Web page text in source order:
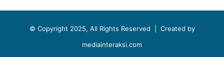
© Copyright 2025, All Rights Reserved | Created by
mediainteraksi.com